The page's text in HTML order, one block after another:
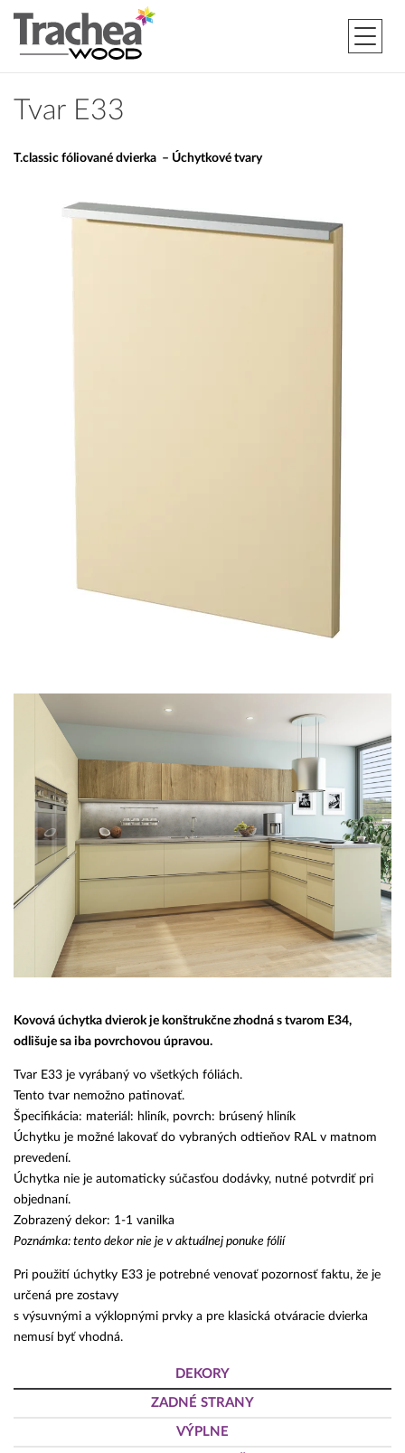
Tvar E33
T.classic fóliované dvierka – Úchytkové tvary
Kovová úchytka dvierok je konštrukčne zhodná s tvarom E34,
odlišuje sa iba povrchovou úpravou.
Tvar E33 je vyrábaný vo všetkých fóliách.
Tento tvar nemožno patinovať.
Špecifikácia: materiál: hliník, povrch: brúsený hliník
Úchytku je možné lakovať do vybraných odtieňov RAL v matnom
prevedení.
Úchytka nie je automaticky súčasťou dodávky, nutné potvrdiť pri
objednaní.
Zobrazený dekor: 1-1 vanilka
Poznámka: tento dekor nie je v aktuálnej ponuke fólií
Pri použití úchytky E33 je potrebné venovať pozornosť faktu, že je
určená pre zostavy
s výsuvnými a výklopnými prvky a pre klasická otváracie dvierka
nemusí byť vhodná.
DEKORY
ZADNÉ STRANY
VÝPLNE